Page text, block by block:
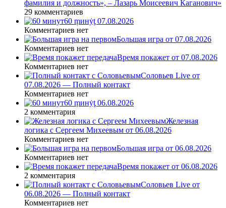
фамилия и должность», – Лазарь Моисеевич Каганович»
29 комментариев
60 ṃинẏƫ 07.08.2026
Комментариев нет
Большая игра от 07.08.2026
Комментариев нет
Время покажет от 07.08.2026
Комментариев нет
Соловьев Live от
07.08.2026 — Полный контакт
Комментариев нет
60 ṃинẏƫ 06.08.2026
2 комментария
Железная
логика с Сергеем Михеевым от 06.08.2026
Комментариев нет
Большая игра от 06.08.2026
Комментариев нет
Время покажет от 06.08.2026
2 комментария
Соловьев Live от
06.08.2026 — Полный контакт
Комментариев нет